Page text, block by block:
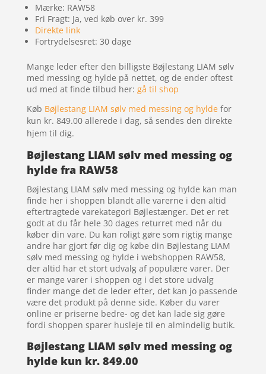
Mærke: RAW58
Fri Fragt: Ja, ved køb over kr. 399
Direkte link
Fortrydelsesret: 30 dage
Mange leder efter den billigste Bøjlestang LIAM sølv
med messing og hylde på nettet, og de ender oftest
ud med at finde tilbud her: gå til shop
Køb Bøjlestang LIAM sølv med messing og hyldefor
kun kr. 849.00 allerede i dag, så sendes den direkte
hjem til dig.
Bøjlestang LIAM sølv med messing og
hylde fra RAW58
Bøjlestang LIAM sølv med messing og hylde kan man
finde her i shoppen blandt alle varerne i den altid
eftertragtede varekategori Bøjlestænger. Det er ret
godt at du får hele 30 dages returret med når du
køber din vare. Du kan roligt gøre som rigtig mange
andre har gjort før dig og købe din Bøjlestang LIAM
sølv med messing og hylde i webshoppen RAW58,
der altid har et stort udvalg af populære varer. Der
er mange varer i shoppen og i det store udvalg
finder mange det de leder efter, det kan jo passende
være det produkt på denne side. Køber du varer
online er priserne bedre- og det kan lade sig gøre
fordi shoppen sparer husleje til en almindelig butik.
Bøjlestang LIAM sølv med messing og
hylde kun kr. 849.00